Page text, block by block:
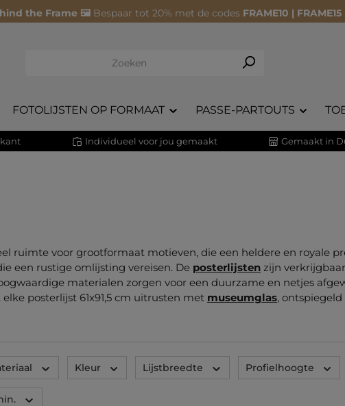
the Frame 🖼️ Bespaar tot 20% met de codes FRAME10 |
FOTOLIJSTEN OP FORMAAT PASSE-PARTOUTS
Individueel voor jou gemaakt Gemaakt in
ruimte voor grootformaat motieven, die een heldere en royale
een rustige omlijsting vereisen. De posterlijsten zijn
materialen zorgen voor een duurzame en netjes
posterlijst 61x91,5 cm uitrusten met museumglas,
Kleur Lijstbreedte Profielhoogte